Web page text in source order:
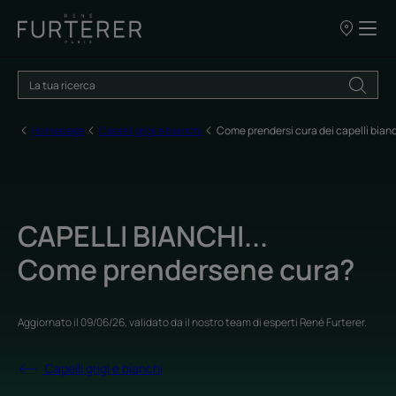
vendita
Homepage Capelli grigi e bianchi Come prendersi cura dei capelli
CAPELLI BIANCHI...
Come prendersene cura?
Aggiornato il 09/06/26, validato da il nostro team di esperti René Furterer.
Capelli grigi e bianchi